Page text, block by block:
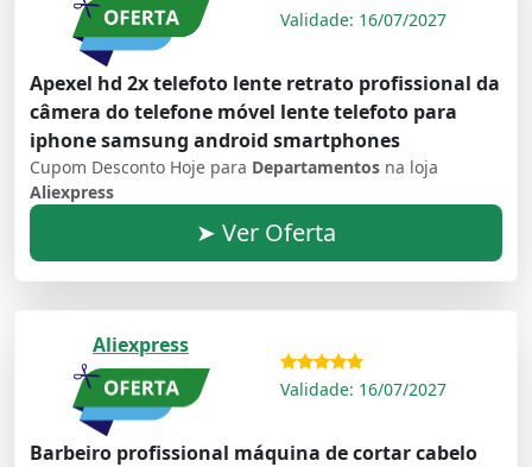
Validade: 16/07/2027
Apexel hd 2x telefoto lente retrato profissional da
câmera do telefone móvel lente telefoto para
iphone samsung android smartphones
Cupom Desconto Hoje para Departamentos na loja
Aliexpress
➤ Ver Oferta
Aliexpress
Validade: 16/07/2027
Barbeiro profissional máquina de cortar cabelo